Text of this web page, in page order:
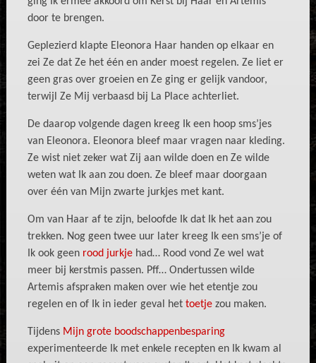
door te brengen.
Geplezierd klapte Eleonora Haar handen op elkaar en
zei Ze dat Ze het één en ander moest regelen. Ze liet er
geen gras over groeien en Ze ging er gelijk vandoor,
terwijl Ze Mij verbaasd bij La Place achterliet.
De daarop volgende dagen kreeg Ik eenhoop sms’jes
van Eleonora. Eleonora bleef maar vragen naar kleding.
Ze wist niet zeker wat Zij aan wilde doen en Ze wilde
weten wat Ik aan zou doen. Ze bleef maar doorgaan
over één van Mijn zwarte jurkjes met kant.
Om van Haar af te zijn, beloofde Ik dat Ik het aan zou
trekken. Nog geen twee uur later kreeg Ik een sms’je of
Ik ook geen rood jurkjehad… Rood vond Ze wel wat
meer bij kerstmis passen. Pff… Ondertussen wilde
Artemis afspraken maken over wie het etentje zou
regelen en of Ik in ieder geval het toetjezou maken.
Tijdens Mijn grote boodschappenbesparing
experimenteerde Ik met enkele recepten en Ik kwam al